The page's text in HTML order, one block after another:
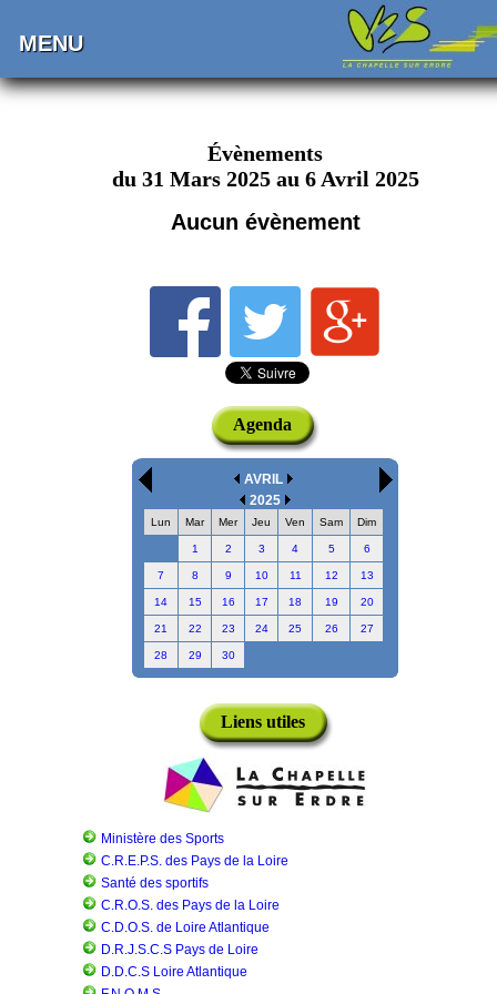
MENU
Évènements
du 31 Mars 2025 au 6 Avril 2025
Aucun évènement
Agenda
AVRIL
2025
Lun Mar Mer Jeu Ven Sam Dim
1 2 3 4 5 6
7 8 9 10 11 12 13
14 15 16 17 18 19 20
21 22 23 24 25 26 27
28 29 30
Liens utiles
Ministère des Sports
C.R.E.P.S. des Pays de la Loire
Santé des sportifs
C.R.O.S. des Pays de la Loire
C.D.O.S. de Loire Atlantique
D.R.J.S.C.S Pays de Loire
D.D.C.S Loire Atlantique